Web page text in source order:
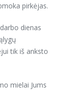
pirkėjas.
dienas
tik iš anksto
mielai Jums